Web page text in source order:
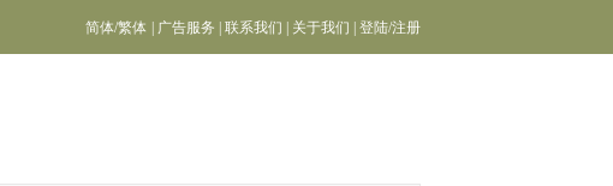
简体/繁体 广告服务 联系我们 关于我们 登陆/注册